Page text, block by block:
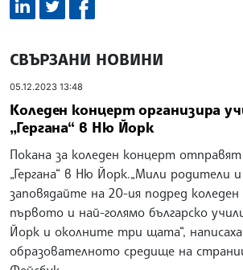
СВЪРЗАНИ НОВИНИ
05.12.2023 13:48
Коледен концерт организира
„Гергана“ в Ню Йорк
Покана за коледен концерт
„Гергана“ в Ню Йорк.„Мили родители
заповядайте на 20-ия подред
първото и най-голямо българско
Йорк и околните три щата“,
образователното средище на